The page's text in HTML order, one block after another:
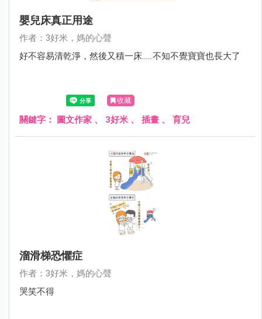
嬰兒床真正用途
作者：3好米，媽的心聲
好不容易清乾淨，然後又積一床......不知不覺寶寶也長大了
收藏
關鍵字： 圖文作家 、 3好米 、 插畫 、 育兒
溜滑梯恐懼症
作者：3好米，媽的心聲
哭笑不得